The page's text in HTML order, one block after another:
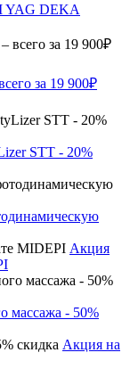
YAG DEKA
за 19 900₽
STT - 20%
Акция
массажа - 50%
Акция на